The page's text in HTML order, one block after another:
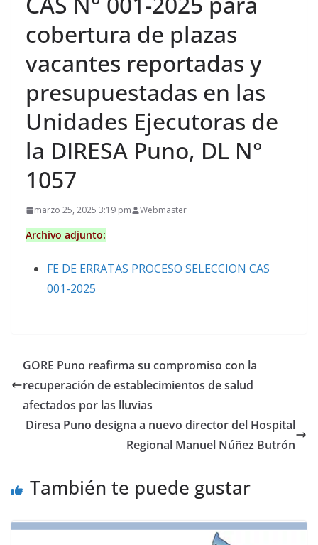
cobertura de plazas
vacantes reportadas y
presupuestadas en las
Unidades Ejecutoras de
la DIRESA Puno, DL N°
1057
marzo 25, 2025 3:19 pm Webmaster
Archivo adjunto:
FE DE ERRATAS PROCESO SELECCION CAS
001-2025
GORE Puno reafirma su compromiso con la
recuperación de establecimientos de salud
afectados por las lluvias
Diresa Puno designa a nuevo director del Hospital
Regional Manuel Núñez Butrón
También te puede gustar